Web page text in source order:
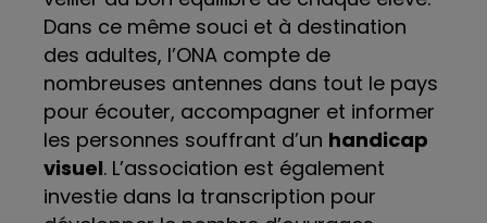
Dans ce même souci et à destination
des adultes, l’ONA compte de
nombreuses antennes dans tout le pays
pour écouter, accompagner et informer
les personnes souffrant d’un handicap
visuel. L’association est également
investie dans la transcription pour